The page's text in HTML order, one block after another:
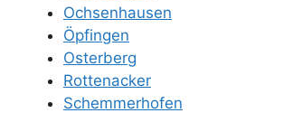
Ochsenhausen
Öpfingen
Osterberg
Rottenacker
Schemmerhofen